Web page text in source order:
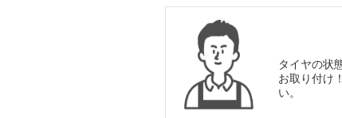
タイヤの状
お取り付け
い。